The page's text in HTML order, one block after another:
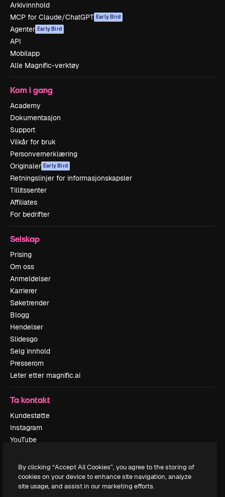
Arkivinnhold
MCP for Claude/ChatGPT Early Bird
Agenter Early Bird
API
Mobilapp
Alle Magnific-verktøy
Kom i gang
Academy
Dokumentasjon
Support
Vilkår for bruk
Personvernerklæring
Originaler Early Bird
Retningslinjer for informasjonskapsler
Tillitssenter
Affiliates
For bedrifter
Selskap
Prising
Om oss
Anmeldelser
Karrierer
Søketrender
Blogg
Hendelser
Slidesgo
Selg innhold
Presserom
Leter etter magnific.ai
Ta kontakt
Kundestøtte
Instagram
YouTube
TikTok
Discord
By clicking “Accept All Cookies”, you agree to the storing of
cookies on your device to enhance site navigation, analyze
site usage, and assist in our marketing efforts.